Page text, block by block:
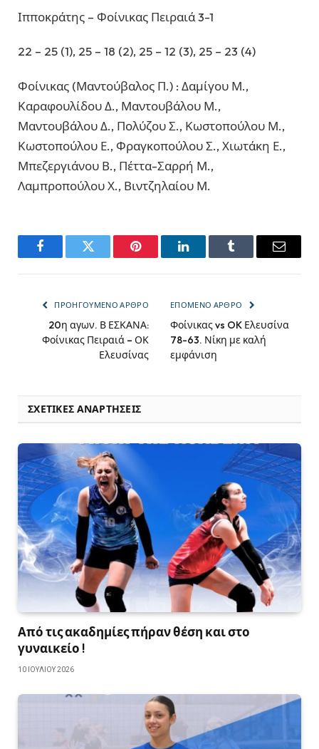
Ιπποκράτης – Φοίνικας Πειραιά 3-1
22 – 25 (1), 25 – 18 (2), 25 – 12 (3), 25 – 23 (4)
Φοίνικας (Μαντούβαλος Π.) : Δαμίγου Μ.,
Καραφουλίδου Δ., Μαντουβάλου Μ.,
Μαντουβάλου Δ., Πολύζου Σ., Κωστοπούλου Μ.,
Κωστοπούλου Ε., Φραγκοπούλου Σ., Χιωτάκη Ε.,
Μπεζεργιάνου Β., Πέττα-Σαρρή Μ.,
Λαμπροπούλου Χ., Βιντζηλαίου Μ.
FacebookTwitter Pinterest LinkedInTumblr Email
ΠΡΟΗΓΟΎΜΕΝΟ ΆΡΘΡΟ
20η αγων. Β ΕΣΚΑΝΑ:
Φοίνικας Πειραιά – ΟΚ
Ελευσίνας
ΕΠΌΜΕΝΟ ΆΡΘΡΟ
Φοίνικας vs OK Ελευσίνα
78-63. Νίκη με καλή
εμφάνιση
ΣΧΕΤΙΚΈΣ ΑΝΑΡΤΉΣΕΙΣ
Από τις ακαδημίες πήραν θέση και στο
γυναικείο !
10 ΙΟΥΛΊΟΥ 2026